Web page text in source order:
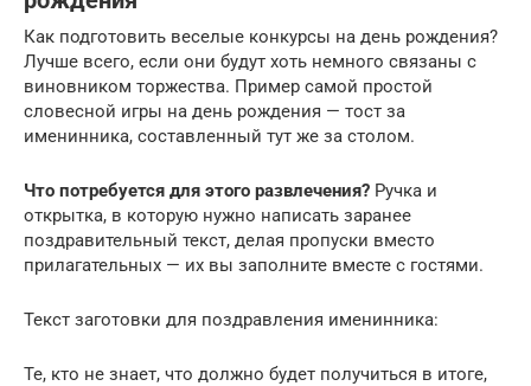
Как подготовить веселые конкурсы на день рождения?
Лучше всего, если они будут хоть немного связаны с
виновником торжества. Пример самой простой
словесной игры на день рождения — тост за
именинника, составленный тут же за столом.
Что потребуется для этого развлечения? Ручка и
открытка, в которую нужно написать заранее
поздравительный текст, делая пропуски вместо
прилагательных — их вы заполните вместе с гостями.
Текст заготовки для поздравления именинника:
Те, кто не знает, что должно будет получиться в итоге,